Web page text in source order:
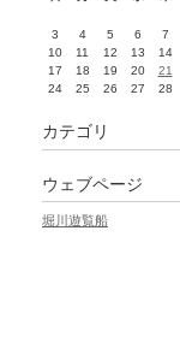
3
4 5 6 7
10
11 12 13 14
17
18 19 20 21
24
25 26 27 28
カテゴリ
ウェブページ
堀川遊覧船